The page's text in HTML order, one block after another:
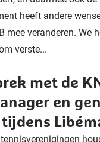
heeft andere
mee veranderen. We
verste...
met de
en